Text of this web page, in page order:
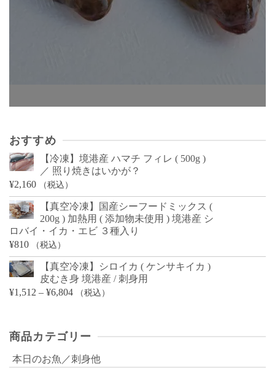
おすすめ
【冷凍】境港産 ハマチ フィレ ( 500g )
／ 照り焼きはいかが？
¥2,160 （税込）
【真空冷凍】国産シーフードミックス (
200g ) 加熱用 ( 添加物未使用 ) 境港産 シ
ロバイ・イカ・エビ ３種入り
¥810 （税込）
【真空冷凍】シロイカ ( ケンサキイカ )
皮むき身 境港産 / 刺身用
¥1,512 – ¥6,804価
¥1,512
¥6,804
（税込）
商品カテゴリー
本日のお魚／刺身他